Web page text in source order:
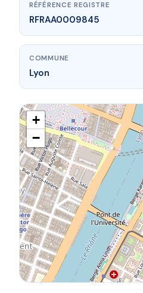
RÉFÉRENCE REGISTRE
RFRAA0009845
COMMUNE
Lyon
+
−